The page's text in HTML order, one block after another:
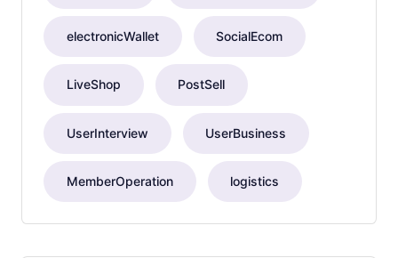
electronicWallet SocialEcom
LiveShop PostSell
UserInterview UserBusiness
MemberOperation logistics